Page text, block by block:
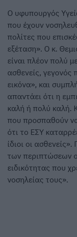
Ο υφυπουργός
που έχουν
πολίτες που
εξέταση». Ο κ.
είναι πλέον πολύ
ασθενείς, γεγονός
εικόνα», και
απαντάει ότι η
καλή ή πολύ καλή.
που προσπαθούν
ότι το ΕΣΥ
ίδιοι οι
των περιπτώσεων
ειδικότητας που
νοσηλείας τους».